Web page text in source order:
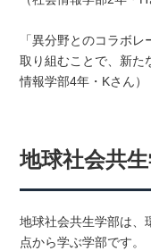
「異分野とのコラボ
取り組むことで、新た
情報学部4年・Kさん）
地球社会共
地球社会共生学部は、
点から学ぶ学部です。